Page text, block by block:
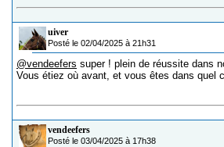
uiver
Posté le 02/04/2025 à 21h31
@vendeefers super ! plein de réussite dans
Vous étiez où avant, et vous êtes dans quel
vendeefers
Posté le 03/04/2025 à 17h38